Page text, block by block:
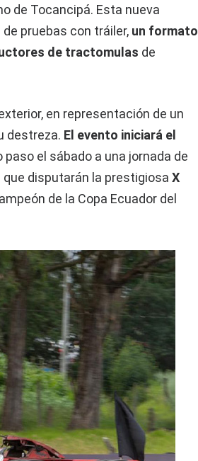
de Tocancipá. Esta nueva
pruebas con tráiler, un formato
de tractomulas de
en representación de un
destreza. El evento iniciará el
paso el sábado a una jornada de
que disputarán la prestigiosaX
de la Copa Ecuador del